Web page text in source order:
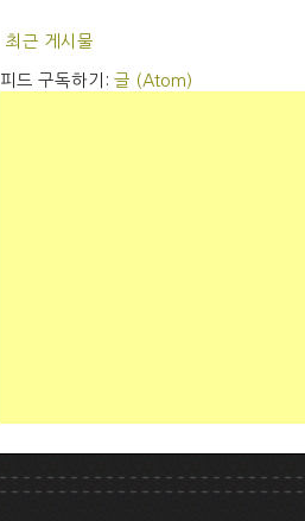
최근 게시물
피드 구독하기: 글 (Atom)